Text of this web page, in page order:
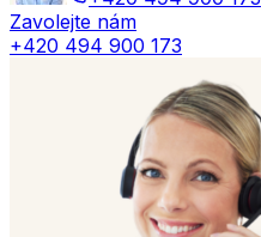
Zavolejte nám
+420 494 900 173